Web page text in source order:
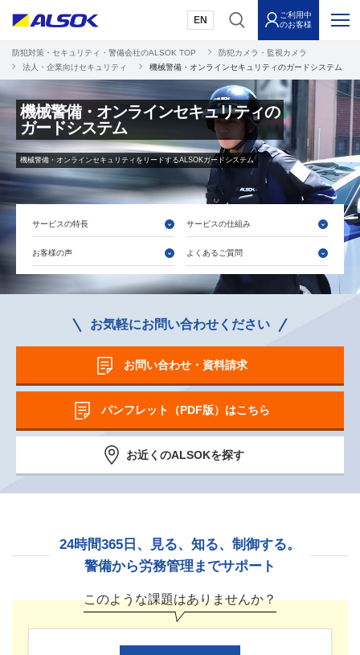
EN
ご利用中
のお客様
防犯対策・セキュリティ・警備会社のALSOK TOP
防犯カメラ・監視カメラ
法人・企業向けセキュリティ
機械警備・オンラインセキュリティのガードシステム
機械警備・オンラインセキュリティの
ガードシステム
機械警備・オンラインセキュリティをリードするALSOKガードシステム
サービスの特長 サービスの仕組み
お客様の声 よくあるご質問
お気軽にお問い合わせください
お問い合わせ・資料請求
パンフレット（PDF版）はこちら
お近くのALSOKを探す
24時間365日、見る、知る、制御する。
警備から労務管理までサポート
このような課題はありませんか？